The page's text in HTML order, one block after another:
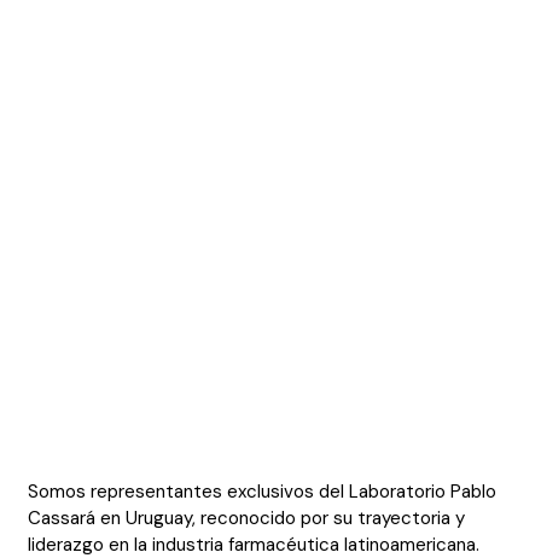
Somos representantes exclusivos del Laboratorio Pablo
Cassará en Uruguay, reconocido por su trayectoria y
liderazgo en la industria farmacéutica latinoamericana.